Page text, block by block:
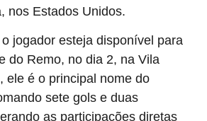
nos Estados Unidos.
jogador esteja disponível para
do Remo, no dia 2, na Vila
ele é o principal nome do
sete gols e duas
as participações diretas